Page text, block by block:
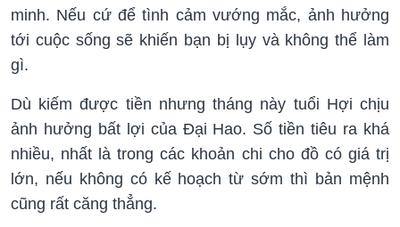
minh. Nếu cứ để tình cảm vướng mắc, ảnh hưởng
tới cuộc sống sẽ khiến bạn bị lụy và không thể làm
gì.
Dù kiếm được tiền nhưng tháng này tuổi Hợi chịu
ảnh hưởng bất lợi của Đại Hao. Số tiền tiêu ra khá
nhiều, nhất là trong các khoản chi cho đồ có giá trị
lớn, nếu không có kế hoạch từ sớm thì bản mệnh
cũng rất căng thẳng.